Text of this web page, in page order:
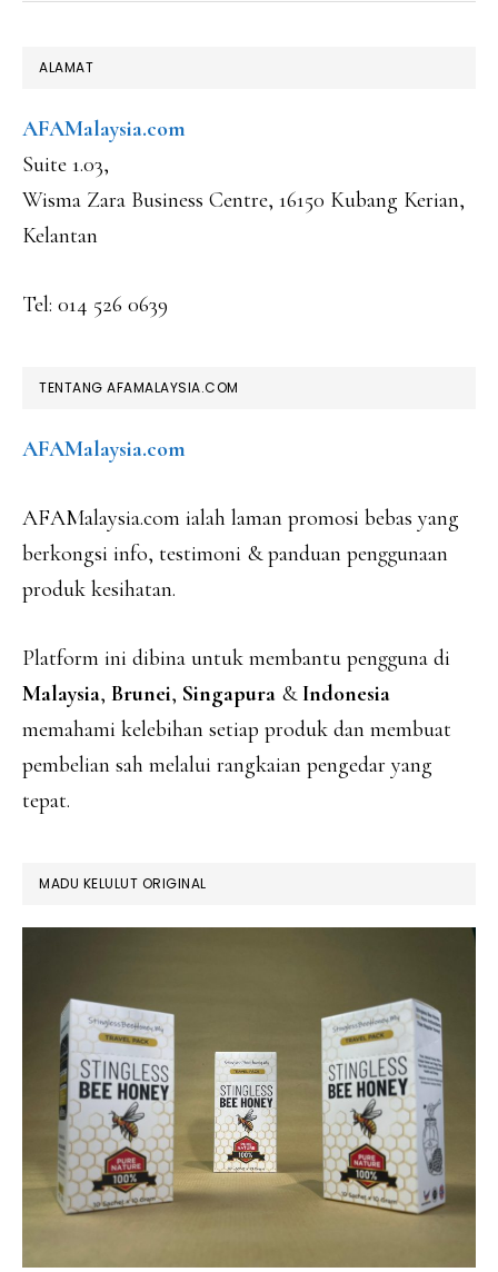
FOOTER
ALAMAT
AFAMalaysia.com
Suite 1.03,
Wisma Zara Business Centre, 16150 Kubang Kerian,
Kelantan
Tel: 014 526 0639
TENTANG AFAMALAYSIA.COM
AFAMalaysia.com
AFAMalaysia.com ialah laman promosi bebas yang
berkongsi info, testimoni & panduan penggunaan
produk kesihatan.
Platform ini dibina untuk membantu pengguna di
Malaysia, Brunei, Singapura &Indonesia
memahami kelebihan setiap produk dan membuat
pembelian sah melalui rangkaian pengedar yang
tepat.
MADU KELULUT ORIGINAL